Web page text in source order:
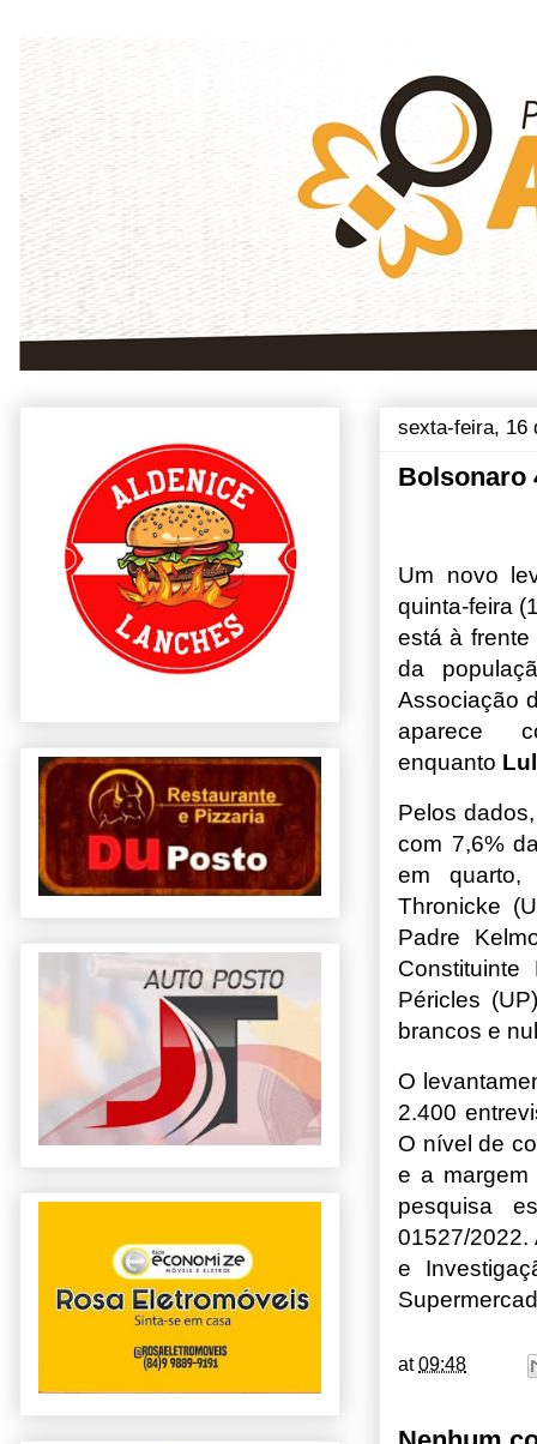
sexta-feira, 16
Bolsonaro
Um novo
quinta-feira
está à
da
Associação
aparece
enquanto
Pelos
com 7,6%
em quarto,
Thronicke
Padre
Péricles
brancos e
O
2.400
O nível de
e a margem
pesquisa
01527/2022.
e
at09:48